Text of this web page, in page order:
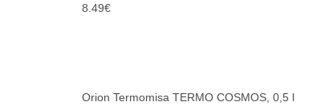
8.49€
Orion Termomisa TERMO COSMOS, 0,5 l